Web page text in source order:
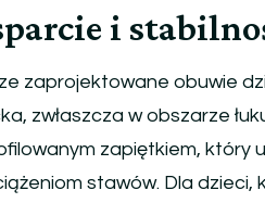
i
zaprojektowane obuwie
zwłaszcza w obszarze
zapiętkiem, który
stawów. Dla dzieci,